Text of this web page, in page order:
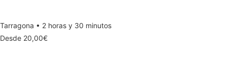
Tarragona • 2 horas y 30 minutos
Desde 20,00€